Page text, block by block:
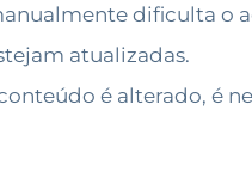
dificulta o
atualizadas.
é alterado, é